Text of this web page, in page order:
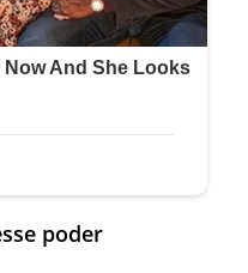
poder